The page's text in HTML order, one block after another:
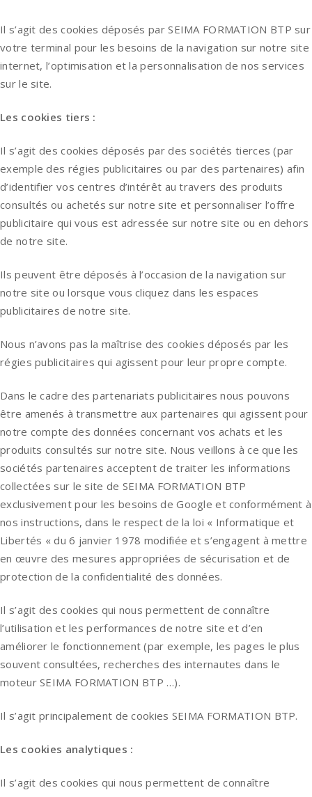
Il s’agit des cookies déposés par SEIMA FORMATION BTP sur
votre terminal pour les besoins de la navigation sur notre site
internet, l’optimisation et la personnalisation de nos services
sur le site.
Les cookies tiers :
Il s’agit des cookies déposés par des sociétés tierces (par
exemple des régies publicitaires ou par des partenaires) afin
d’identifier vos centres d’intérêt au travers des produits
consultés ou achetés sur notre site et personnaliser l’offre
publicitaire qui vous est adressée sur notre site ou en dehors
de notre site.
Ils peuvent être déposés à l’occasion de la navigation sur
notre site ou lorsque vous cliquez dans les espaces
publicitaires de notre site.
Nous n’avons pas la maîtrise des cookies déposés par les
régies publicitaires qui agissent pour leur propre compte.
Dans le cadre des partenariats publicitaires nous pouvons
être amenés à transmettre aux partenaires qui agissent pour
notre compte des données concernant vos achats et les
produits consultés sur notre site. Nous veillons à ce que les
sociétés partenaires acceptent de traiter les informations
collectées sur le site de SEIMA FORMATION BTP
exclusivement pour les besoins de Google et conformément à
nos instructions, dans le respect de la loi « Informatique et
Libertés « du 6 janvier 1978 modifiée et s’engagent à mettre
en œuvre des mesures appropriées de sécurisation et de
protection de la confidentialité des données.
Il s’agit des cookies qui nous permettent de connaître
l’utilisation et les performances de notre site et d’en
améliorer le fonctionnement (par exemple, les pages le plus
souvent consultées, recherches des internautes dans le
moteur SEIMA FORMATION BTP …).
Il s’agit principalement de cookies SEIMA FORMATION BTP.
Les cookies analytiques :
Il s’agit des cookies qui nous permettent de connaître